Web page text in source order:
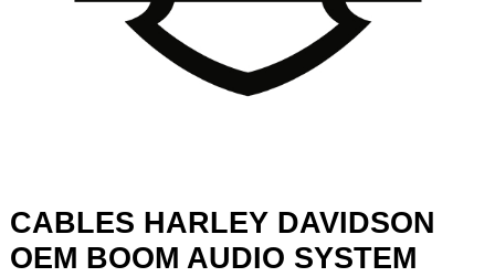
CABLES HARLEY DAVIDSON
OEM BOOM AUDIO SYSTEM